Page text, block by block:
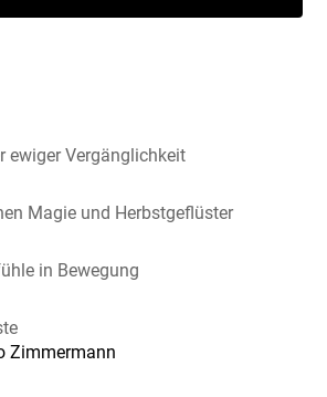
ewiger Vergänglichkeit
Magie und Herbstgeflüster
in Bewegung
Zimmermann